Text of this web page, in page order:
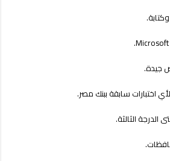
جيدة.
اختبارات سابقة ببنك مصر.
الدرجة الثالثة.